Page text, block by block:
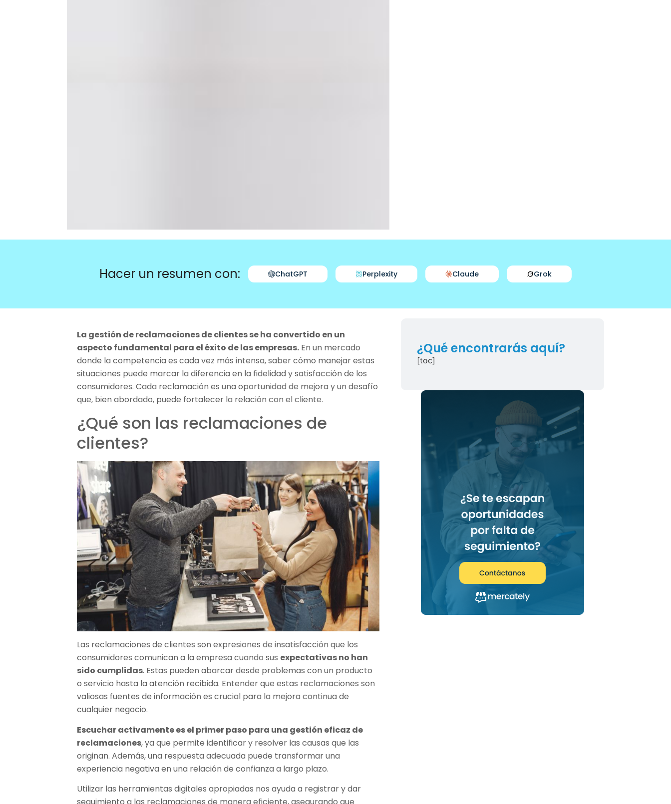
Hacer un resumen con: ChatGPT Perplexity Claude Grok
La gestión de reclamaciones de clientes se ha convertido en un
aspecto fundamental para el éxito de las empresas. En un mercado
donde la competencia es cada vez más intensa, saber cómo manejar estas
situaciones puede marcar la diferencia en la fidelidad y satisfacción de los
consumidores. Cada reclamación es una oportunidad de mejora y un desafío
que, bien abordado, puede fortalecer la relación con el cliente.
¿Qué son las reclamaciones de
clientes?
Las reclamaciones de clientes son expresiones de insatisfacción que los
consumidores comunican a la empresa cuando sus expectativas no han
sido cumplidas. Estas pueden abarcar desde problemas con un producto
o servicio hasta la atención recibida. Entender que estas reclamaciones son
valiosas fuentes de información es crucial para la mejora continua de
cualquier negocio.
Escuchar activamente es el primer paso para una gestión eficaz de
reclamaciones, ya que permite identificar y resolver las causas que las
originan. Además, una respuesta adecuada puede transformar una
experiencia negativa en una relación de confianza a largo plazo.
Utilizar las herramientas digitales apropiadas nos ayuda a registrar y dar
¿Qué encontrarás aquí?
[toc]